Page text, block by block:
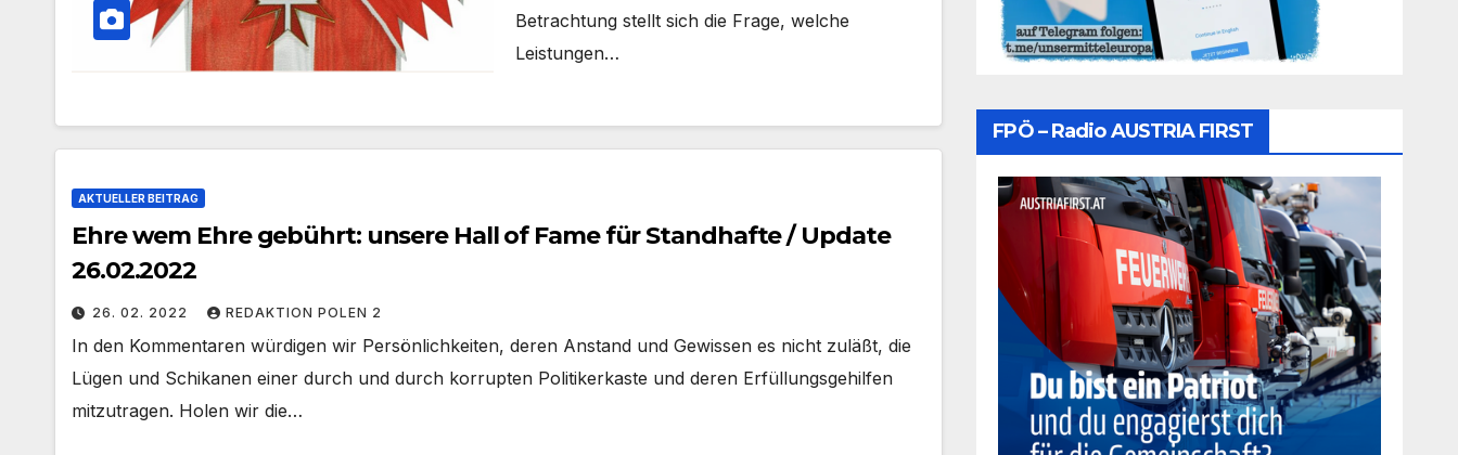
Betrachtung stellt sich die Frage, welche
Leistungen…
AKTUELLER BEITRAG
Ehre wem Ehre gebührt: unsere Hall of Fame für Standhafte / Update
26.02.2022
26. 02. 2022 REDAKTION POLEN 2
In den Kommentaren würdigen wir Persönlichkeiten, deren Anstand und Gewissen es nicht zuläßt, die
Lügen und Schikanen einer durch und durch korrupten Politikerkaste und deren Erfüllungsgehilfen
mitzutragen. Holen wir die…
FPÖ – Radio AUSTRIA FIRST